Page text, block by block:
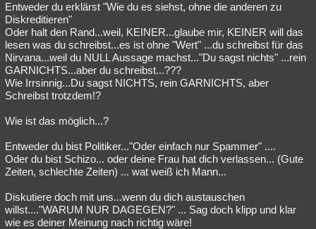
Entweder du erklärst "Wie du es siehst, ohne die anderen zu
Diskreditieren"
Oder halt den Rand...weil, KEINER...glaube mir, KEINER will das
lesen was du schreibst...es ist ohne "Wert" ...du schreibst für das
Nirvana...weil du NULL Aussage machst..."Du sagst nichts" ...rein
GARNICHTS...aber du schreibst...???
Wie Irrsinnig...Du sagst NICHTS, rein GARNICHTS, aber
Schreibst trotzdem!?
Wie ist das möglich...?
Entweder du bist Politiker..."Oder einfach nur Spammer" ....
Oder du bist Schizo... oder deine Frau hat dich verlassen... (Gute
Zeiten, schlechte Zeiten) ... wat weiß ich Mann...
Diskutiere doch mit uns...wenn du dich austauschen
willst...."WARUM NUR DAGEGEN?" ... Sag doch klipp und klar
wie es deiner Meinung nach richtig wäre!